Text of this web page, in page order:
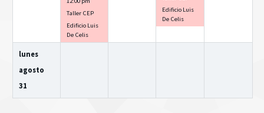
Taller CEP
Edificio Luis
De Celis
Edificio Luis
De Celis
lunes
agosto
31